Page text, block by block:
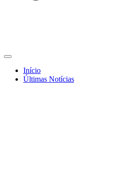
Início
Últimas Notícias